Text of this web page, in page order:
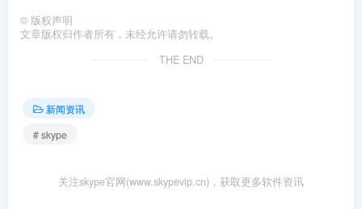
© 版权声明
文章版权归作者所有，未经允许请勿转载。
THE END
新闻资讯
# skype
关注skype官网(www.skypevip.cn)，获取更多软件资讯